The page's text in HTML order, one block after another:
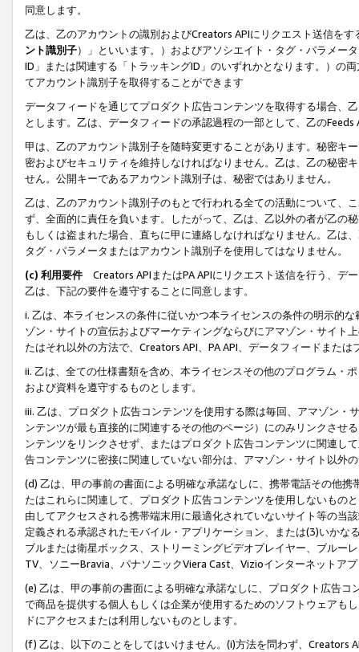
同意します。
乙は、乙のアカウントの識別およびCreators APIにリクエスト送信を
ント識別子）」といいます。）およびアソシエイト・タグ・パラメー
ID」または関連する「トラッキングID」のいずれかとなります。）の
てアカウント識別子を取得することができます
データフィードを通じてプロダクト広告コンテンツを取得する場合、
とします。乙は、データフィードの承認過程の一部として、乙の
甲は、乙のアカウント識別子を随時変更することがあります。秘密キ
密およびセキュリティを維持しなければなりません。乙は、乙の秘密
せん。公開キーであるアカウント識別子は、秘密ではありません。
乙は、乙のアカウント識別子のもとで行われる全ての活動について、
ず、全面的に責任を負います。したがって、乙は、乙以外の者が乙の
もしくは盗まれた場合、直ちに甲に連絡しなければなりません。乙は
タグ・パラメータまたはアカウント識別子を使用してはなりません。
(c) 利用要件 Creators APIまたはPA APIにリクエスト送信を行う、デ
乙は、下記の要件を遵守することに同意します。
i. 乙は、本ライセンスの条件に従いかつ本ライセンスの条件の明示的
ゾン・サイトの宣伝およびマーケティングならびにアマゾン・サイト
たはそれ以外の方法で、Creators API、PA API、データフィードまた
ii. 乙は、全ての仕様書類を含め、本ライセンスその他のプログラム・
および資料を遵守するものとします。
iii. 乙は、プロダクト広告コンテンツを使用する際は毎回、アマゾン
ンテンツが最も直接的に関連するその他のページ）にのみリンクさせ
ンテンツをリンクさせず、またはプロダクト広告コンテンツに関連し
告コンテンツに密接に関連していない部分は、アマゾン・サイト以外
(d) 乙は、甲の事前の書面による明確な承諾なしに、携帯電話その他
たはこれらに関連して、プロダクト広告コンテンツを使用しないもの
由してアクセスされる携帯端末用に最適化されていないサイト等の当
定義される承認されたモバイル・アプリケーション、または(3)いか
ブルまたは衛星ボックス、ストリーミングビデオプレイヤー、ブルー
TV、ソニーBravia、パナソニックViera Cast、Vizioインターネットア
(e) 乙は、甲の事前の書面による明確な承諾なしに、プロダクト広告
で商品を提供する個人もしくは企業が使用するためのソフトウェアも
ドにアクセスまたは利用しないものとします。
(f) 乙は、以下のことをしてはいけません。(i)方法を問わず、Creators